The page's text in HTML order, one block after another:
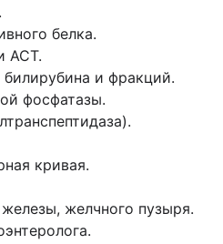
белка.
АСТ.
и фракций.
фосфатазы.
кривая.
желчного пузыря.